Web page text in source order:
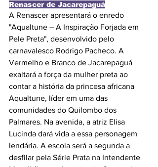
Renascer de Jacarepaguá
A Renascer apresentará o enredo
"Aqualtune – A Inspiração Forjada em
Pele Preta", desenvolvido pelo
carnavalesco Rodrigo Pacheco. A
Vermelho e Branco de Jacarepaguá
exaltará a força da mulher preta ao
contar a história da princesa africana
Aqualtune, líder em uma das
comunidades do Quilombo dos
Palmares. Na avenida, a atriz Elisa
Lucinda dará vida a essa personagem
lendária. A escola será a segunda a
desfilar pela Série Prata na Intendente